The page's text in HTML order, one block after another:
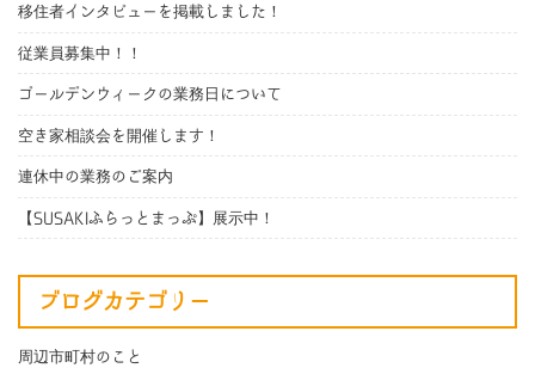
移住者インタビューを掲載しました！
従業員募集中！！
ゴールデンウィークの業務日について
空き家相談会を開催します！
連休中の業務のご案内
【SUSAKIふらっとまっぷ】展示中！
ブログカテゴリー
周辺市町村のこと